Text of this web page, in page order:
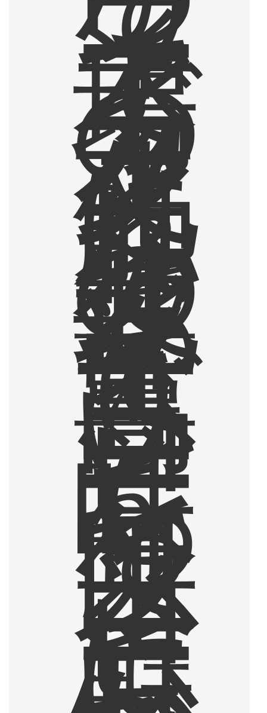
ィ
ー
ン
で
本
場
の
カ
フ
ェ
文
化
に
触
れ
、
そ
の
後
北
部
タ
イ
で
薫
り
高
い
コ
ー
ヒ
ー
を
味
わ
っ
て
以
来
、
コ
ー
ヒ
ー
に